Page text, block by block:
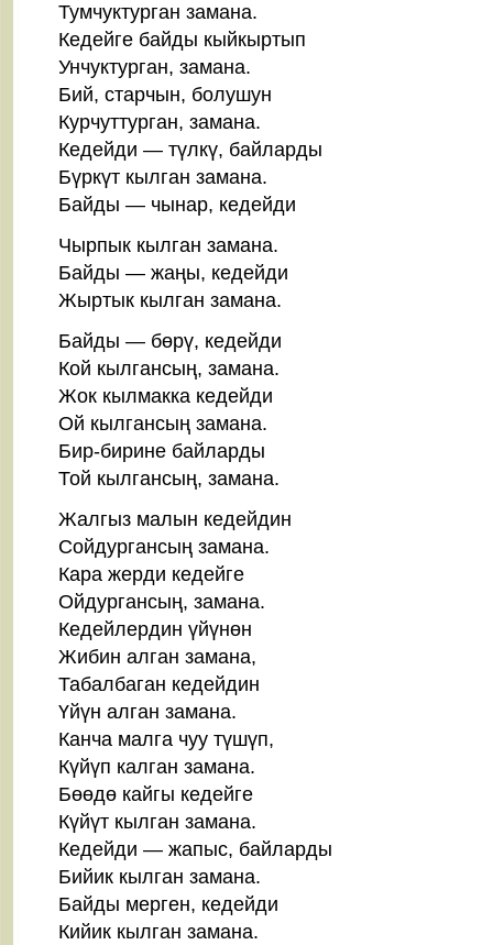
Тумчуктурган замана.
Кедейге байды кыйкыртып
Унчуктурган, замана.
Бий, старчын, болушун
Курчуттурган, замана.
Кедейди — түлкү, байларды
Бүркүт кылган замана.
Байды — чынар, кедейди
Чырпык кылган замана.
Байды — жаңы, кедейди
Жыртык кылган замана.
Байды — бөрү, кедейди
Кой кылгансың, замана.
Жок кылмакка кедейди
Ой кылгансың замана.
Бир-бирине байларды
Той кылгансың, замана.
Жалгыз малын кедейдин
Сойдургансың замана.
Кара жерди кедейге
Ойдургансың, замана.
Кедейлердин үйүнөн
Жибин алган замана,
Табалбаган кедейдин
Үйүн алган замана.
Канча малга чуу түшүп,
Күйүп калган замана.
Бөөдө кайгы кедейге
Күйүт кылган замана.
Кедейди — жапыс, байларды
Бийик кылган замана.
Байды мерген, кедейди
Кийик кылган замана.